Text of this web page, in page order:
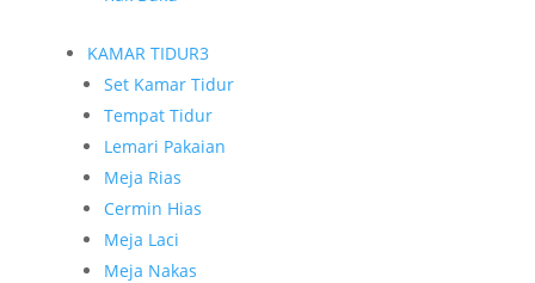
KAMAR TIDUR3
Set Kamar Tidur
Tempat Tidur
Lemari Pakaian
Meja Rias
Cermin Hias
Meja Laci
Meja Nakas